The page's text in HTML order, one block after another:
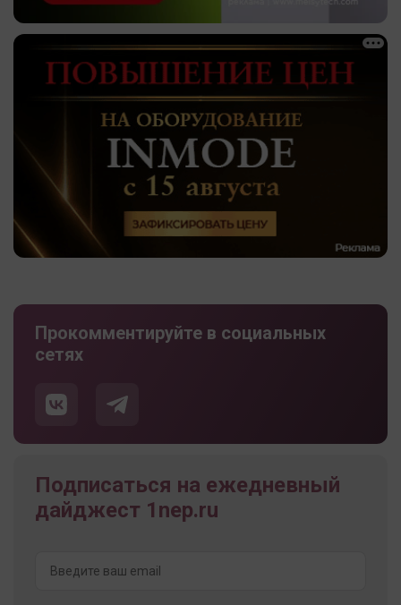
Прокомментируйте в социальных
сетях
Подписаться на ежедневный
дайджест 1nep.ru